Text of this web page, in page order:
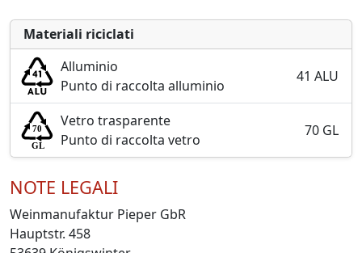
Materiali riciclati
Alluminio
Punto di raccolta alluminio
41 ALU
Vetro trasparente
Punto di raccolta vetro
70 GL
NOTE LEGALI
Weinmanufaktur Pieper GbR
Hauptstr. 458